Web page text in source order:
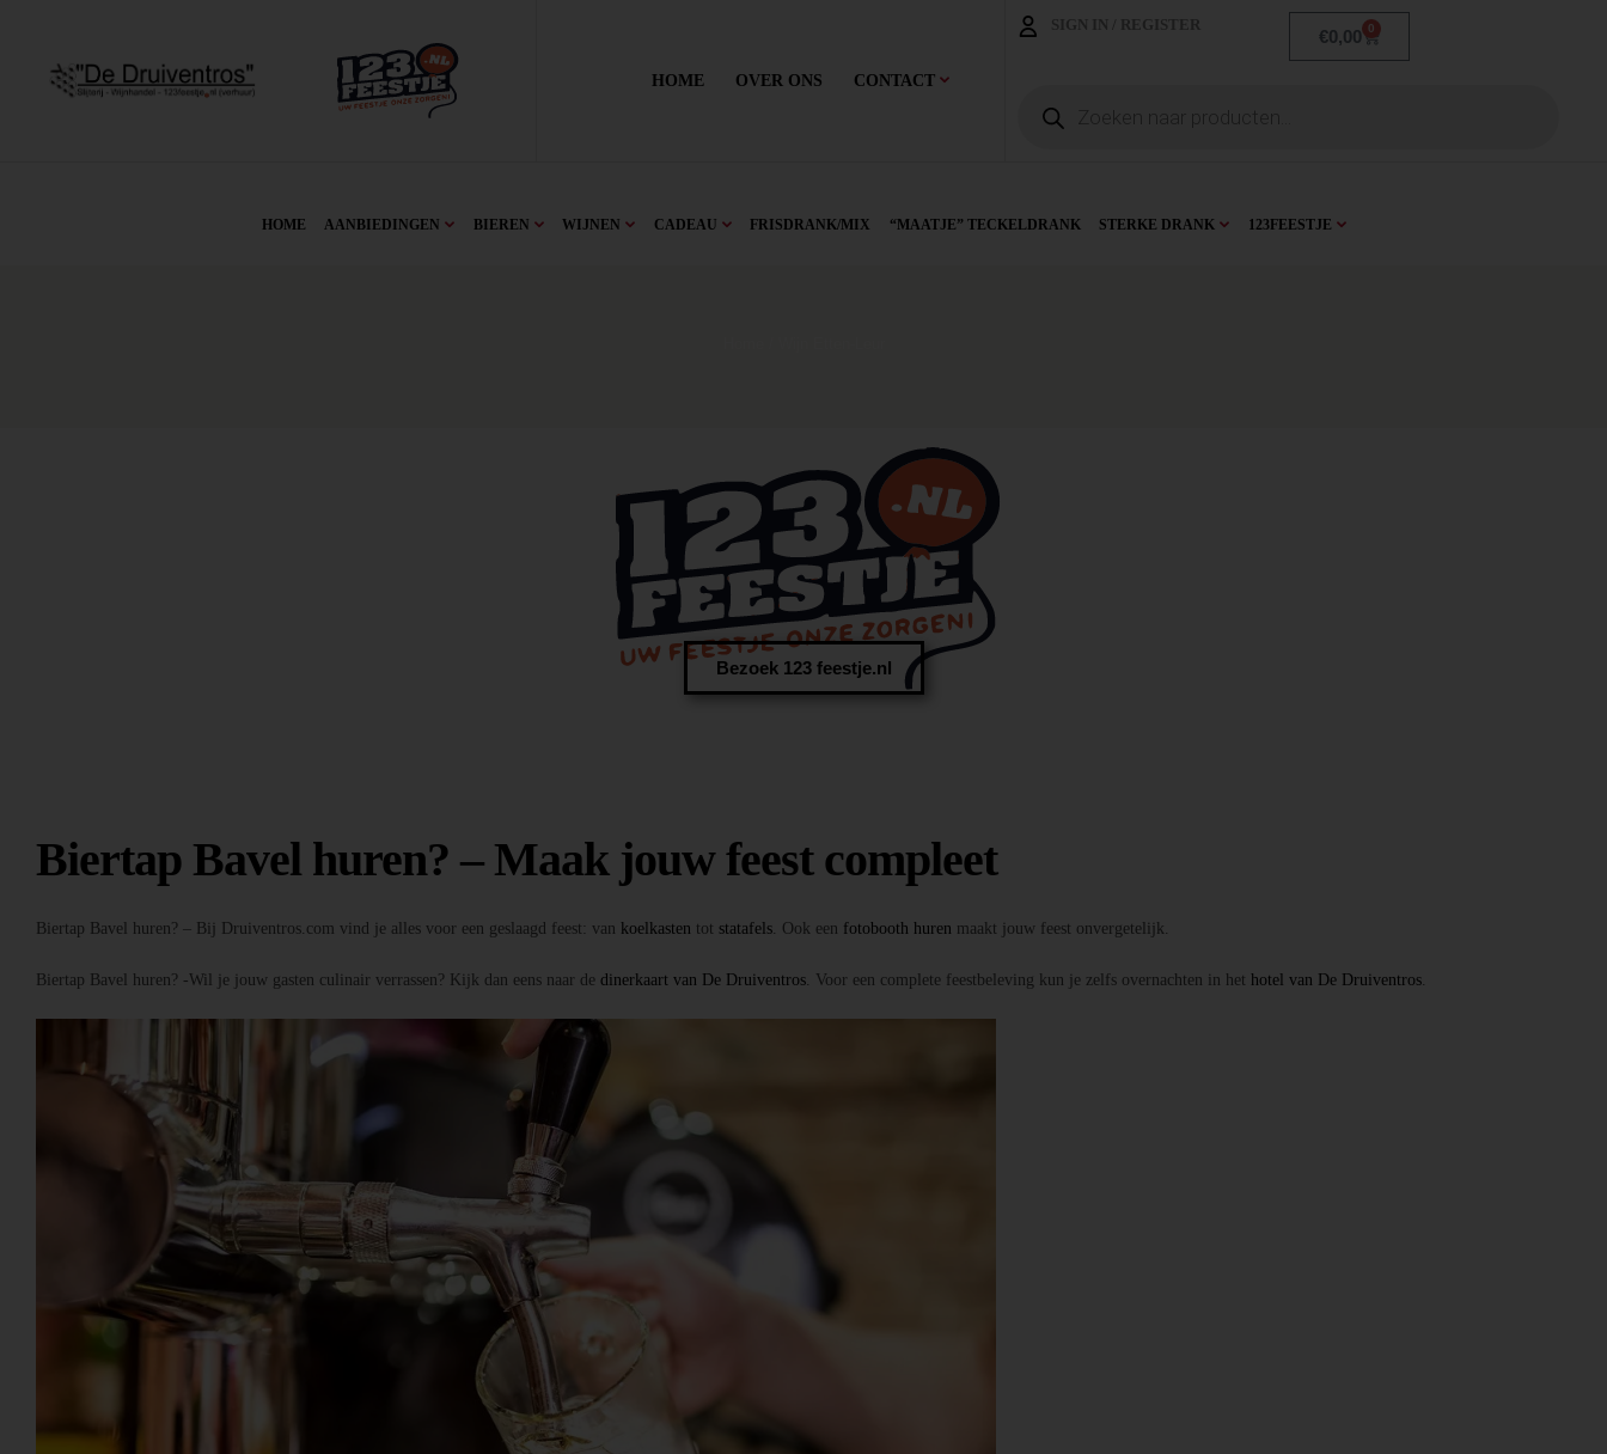
HOME OVER ONS CONTACT
SIGN IN / REGISTER
€0,00 0
HOME AANBIEDINGEN BIEREN WIJNEN CADEAU FRISDRANK/MIX “MAATJE” TECKELDRANK STERKE DRANK 123FEESTJE
Bezoek 123 feestje.nl
Biertap Bavel huren? – Maak jouw feest compleet
Biertap Bavel huren? – Bij Druiventros.com vind je alles voor een geslaagd feest: van koelkasten tot statafels . Ook een fotobooth huren maakt jouw feest onvergetelijk.
Biertap Bavel huren? -Wil je jouw gasten culinair verrassen? Kijk dan eens naar de dinerkaart van De Druiventros . Voor een complete feestbeleving kun je zelfs overnachten in het hotel van De Druiventros